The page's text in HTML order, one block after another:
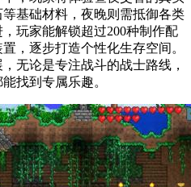
基础材料，夜晚则需抵御各类
玩家能解锁超过200种制作配
，逐步打造个性化生存空间。
无论是专注战斗的战士路线，
找到专属乐趣。